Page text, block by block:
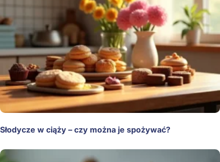
Słodycze w ciąży – czy można je spożywać?